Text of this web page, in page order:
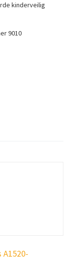
kinderveilig
9010
A1520-